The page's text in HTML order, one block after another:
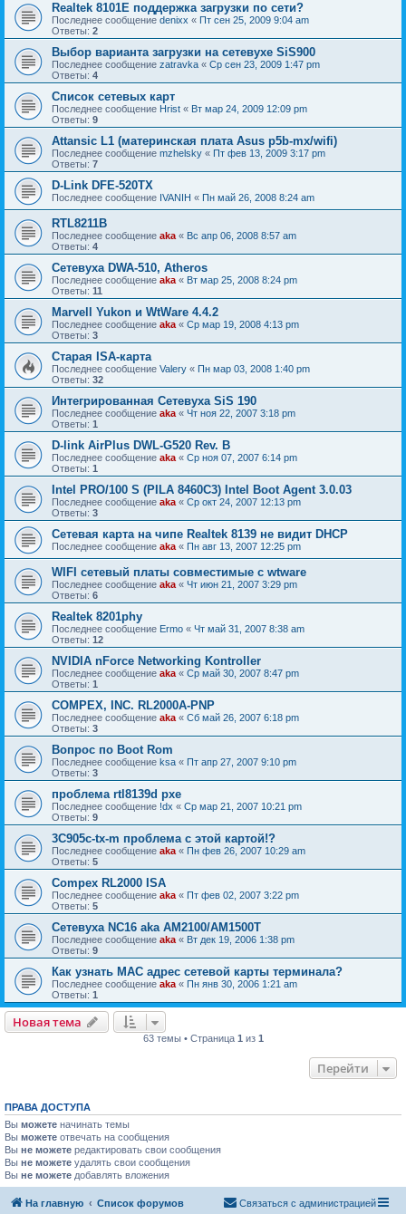
Realtek 8101E поддержка загрузки по сети?
Последнее сообщение denixx « Пт сен 25, 2009 9:04 am
Ответы: 2
Выбор варианта загрузки на сетевухе SiS900
Последнее сообщение zatravka « Ср сен 23, 2009 1:47 pm
Ответы: 4
Список сетевых карт
Последнее сообщение Hrist « Вт мар 24, 2009 12:09 pm
Ответы: 9
Attansic L1 (материнская плата Asus p5b-mx/wifi)
Последнее сообщение mzhelsky « Пт фев 13, 2009 3:17 pm
Ответы: 7
D-Link DFE-520TX
Последнее сообщение IVANIH « Пн май 26, 2008 8:24 am
RTL8211B
Последнее сообщение aka « Вс апр 06, 2008 8:57 am
Ответы: 4
Сетевуха DWA-510, Atheros
Последнее сообщение aka « Вт мар 25, 2008 8:24 pm
Ответы: 11
Marvell Yukon и WtWare 4.4.2
Последнее сообщение aka « Ср мар 19, 2008 4:13 pm
Ответы: 3
Старая ISA-карта
Последнее сообщение Valery « Пн мар 03, 2008 1:40 pm
Ответы: 32
Интегрированная Сетевуха SiS 190
Последнее сообщение aka « Чт ноя 22, 2007 3:18 pm
Ответы: 1
D-link AirPlus DWL-G520 Rev. B
Последнее сообщение aka « Ср ноя 07, 2007 6:14 pm
Ответы: 1
Intel PRO/100 S (PILA 8460C3) Intel Boot Agent 3.0.03
Последнее сообщение aka « Ср окт 24, 2007 12:13 pm
Ответы: 3
Сетевая карта на чипе Realtek 8139 не видит DHCP
Последнее сообщение aka « Пн авг 13, 2007 12:25 pm
WIFI сетевый платы совместимые с wtware
Последнее сообщение aka « Чт июн 21, 2007 3:29 pm
Ответы: 6
Realtek 8201phy
Последнее сообщение Ermo « Чт май 31, 2007 8:38 am
Ответы: 12
NVIDIA nForce Networking Kontroller
Последнее сообщение aka « Ср май 30, 2007 8:47 pm
Ответы: 1
COMPEX, INC. RL2000A-PNP
Последнее сообщение aka « Сб май 26, 2007 6:18 pm
Ответы: 3
Вопрос по Boot Rom
Последнее сообщение ksa « Пт апр 27, 2007 9:10 pm
Ответы: 3
проблема rtl8139d pxe
Последнее сообщение !dx « Ср мар 21, 2007 10:21 pm
Ответы: 9
3C905c-tx-m проблема с этой картой!?
Последнее сообщение aka « Пн фев 26, 2007 10:29 am
Ответы: 5
Compex RL2000 ISA
Последнее сообщение aka « Пт фев 02, 2007 3:22 pm
Ответы: 5
Сетевуха NC16 aka AM2100/AM1500T
Последнее сообщение aka « Вт дек 19, 2006 1:38 pm
Ответы: 9
Как узнать MAC адрес сетевой карты терминала?
Последнее сообщение aka « Пн янв 30, 2006 1:21 am
Ответы: 1
Новая тема
63 темы • Страница 1 из 1
Перейти
ПРАВА ДОСТУПА
Вы можете начинать темы
Вы можете отвечать на сообщения
Вы не можете редактировать свои сообщения
Вы не можете удалять свои сообщения
Вы не можете добавлять вложения
На главную Список форумов Связаться с администрацией